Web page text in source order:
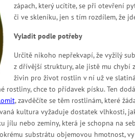
zápach, který ucítíte, se při otevření
či ve skleníku, jen s tím rozdílem, že
Vyladit podle potřeby
Určitě nikoho nepřekvapí, že vyžilý
z dřívější struktury, ale jistě mu chybí
živin pro život rostlin v ní už ve
rostliny, chce to přídavek písku. Ten
, zavděčíte se těm rostlinám, které
kultura vyžaduje dostatek vlhkosti,
jílu nebo zeminy, která je schopna na
substrátu objemovou hmotnost,